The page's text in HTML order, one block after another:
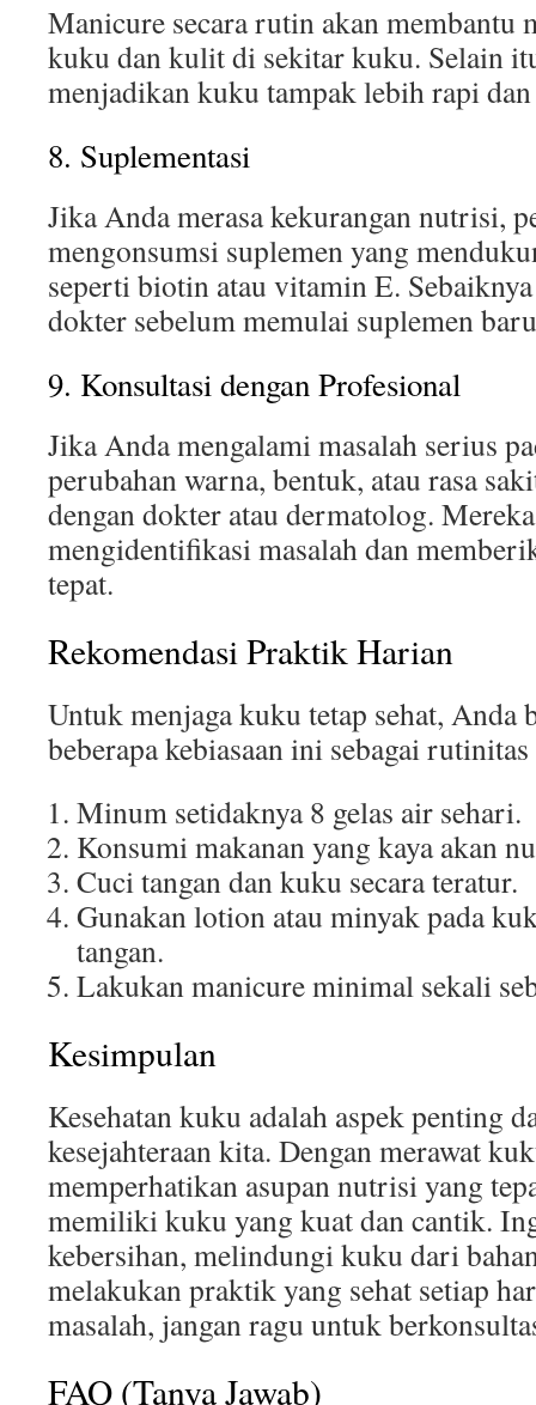
Manicure secara rutin akan membantu
kuku dan kulit di sekitar kuku. Selain
menjadikan kuku tampak lebih rapi
8. Suplementasi
Jika Anda merasa kekurangan nutrisi,
mengonsumsi suplemen yang
seperti biotin atau vitamin E.
dokter sebelum memulai suplemen
9. Konsultasi dengan Profesional
Jika Anda mengalami masalah serius
perubahan warna, bentuk, atau rasa
dengan dokter atau dermatolog.
mengidentifikasi masalah dan
tepat.
Rekomendasi Praktik Harian
Untuk menjaga kuku tetap sehat, Anda
beberapa kebiasaan ini sebagai
Minum setidaknya 8 gelas air sehari.
Konsumi makanan yang kaya akan
Cuci tangan dan kuku secara teratur.
Gunakan lotion atau minyak pada
tangan.
Lakukan manicure minimal sekali
Kesimpulan
Kesehatan kuku adalah aspek penting
kesejahteraan kita. Dengan merawat
memperhatikan asupan nutrisi yang
memiliki kuku yang kuat dan cantik.
kebersihan, melindungi kuku dari
melakukan praktik yang sehat setiap
masalah, jangan ragu untuk
FAQ (Tanya Jawab)